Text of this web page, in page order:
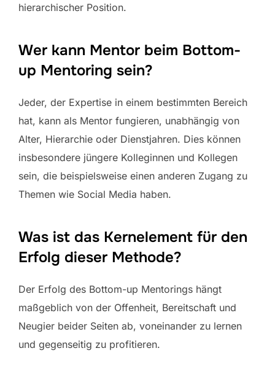
hierarchischer Position.
Wer kann Mentor beim Bottom-
up Mentoring sein?
Jeder, der Expertise in einem bestimmten Bereich
hat, kann als Mentor fungieren, unabhängig von
Alter, Hierarchie oder Dienstjahren. Dies können
insbesondere jüngere Kolleginnen und Kollegen
sein, die beispielsweise einen anderen Zugang zu
Themen wie Social Media haben.
Was ist das Kernelement für den
Erfolg dieser Methode?
Der Erfolg des Bottom-up Mentorings hängt
maßgeblich von der Offenheit, Bereitschaft und
Neugier beider Seiten ab, voneinander zu lernen
und gegenseitig zu profitieren.